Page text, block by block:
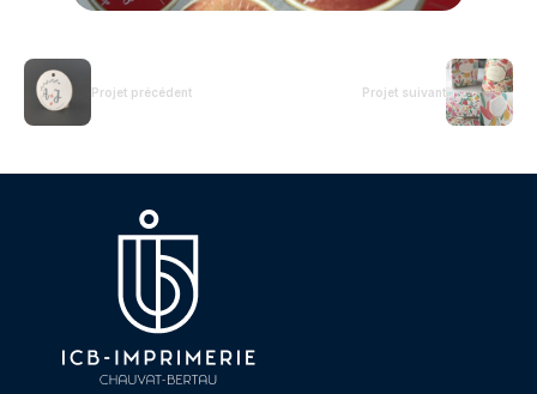
Projet précédent Projet suivant